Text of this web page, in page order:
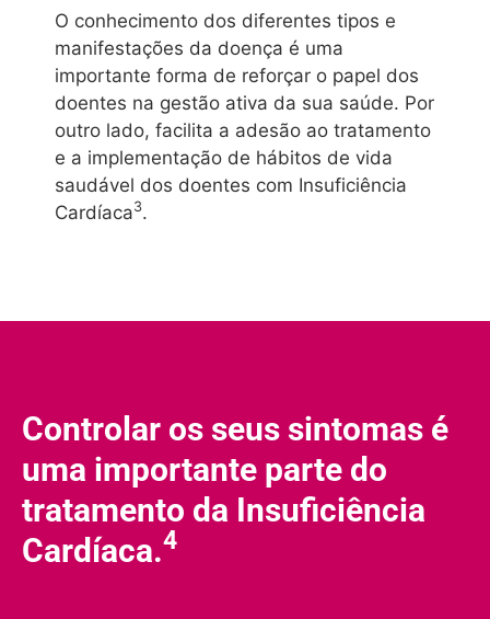
O conhecimento dos diferentes tipos e
manifestações da doença é uma
importante forma de reforçar o papel dos
doentes na gestão ativa da sua saúde. Por
outro lado, facilita a adesão ao tratamento
e a implementação de hábitos de vida
saudável dos doentes com Insuficiência
Cardíaca3.
Controlar os seus sintomas é
uma importante parte do
tratamento da Insuficiência
Cardíaca.4